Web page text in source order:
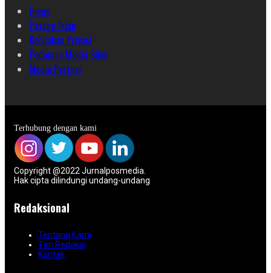
Home
Pasang Iklan
Kebijakan Privasi
Pedoman Media Siber
Media Partner
Terhubung dengan kami
Copyright @2022 Jurnalposmedia.
Hak cipta dilindungi undang-undang
Redaksional
Tentang Kami
Tim Redaksi
Kontak